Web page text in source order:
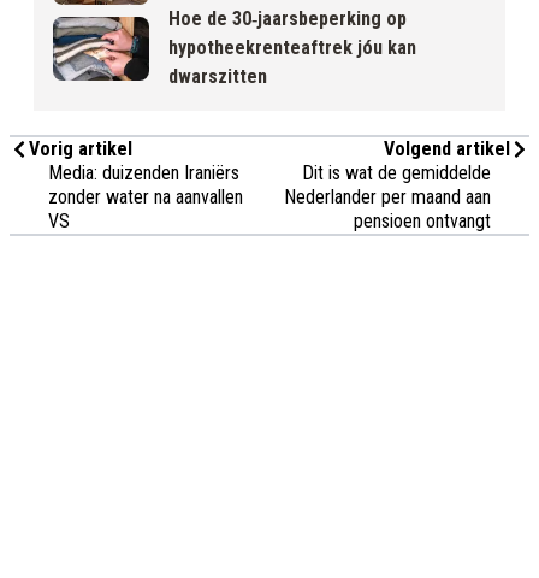
Hoe de 30‐jaarsbeperking op
hypotheekrenteaftrek jóu kan
dwarszitten
Vorig artikel
Media: duizenden Iraniërs
zonder water na aanvallen
VS
Volgend artikel
Dit is wat de gemiddelde
Nederlander per maand aan
pensioen ontvangt